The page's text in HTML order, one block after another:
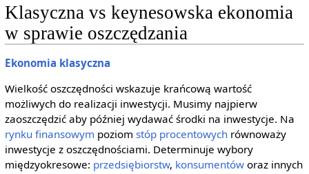
Klasyczna vs keynesowska ekonomia
w sprawie oszczędzania
Ekonomia klasyczna
Wielkość oszczędności wskazuje krańcową wartość
możliwych do realizacji inwestycji. Musimy najpierw
zaoszczędzić aby później wydawać środki na inwestycje. Na
rynku finansowym poziom stóp procentowychrównoważy
inwestycje z oszczędnościami. Determinuje wybory
międzyokresowe: przedsiębiorstw, konsumentóworaz innych